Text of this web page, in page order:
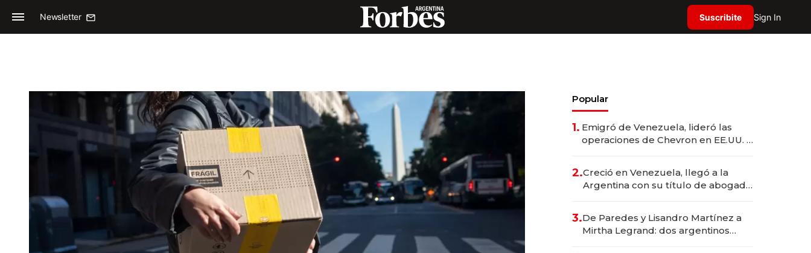
Newsletter Suscribite Sign In
Popular
1. Emigró de Venezuela, lideró las
operaciones de Chevron en EE.UU. y
2.Creció en Venezuela, llegó a la
Argentina con su título de abogado
marcas "fast premium"
3.De Paredes y Lisandro Martínez a
Mirtha Legrand: dos argentinos